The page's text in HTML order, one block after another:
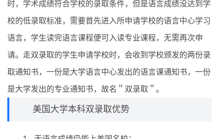
时，学术成绩符合学校的录取条件，但是语言成绩没达到学
校的低录取标准，需要首先进入所申请学校的语言中心学习
语言，学生读完语言课程便可入读专业课程，无需再次申
请。走双录取的学生申请学校时，会收到学校颁发的两份录
取通知书，一份是大学语言中心发出的语言课通知书，一份
是大学发出的专业通知书，故名＂双录取＂。
美国大学本科双录取优势